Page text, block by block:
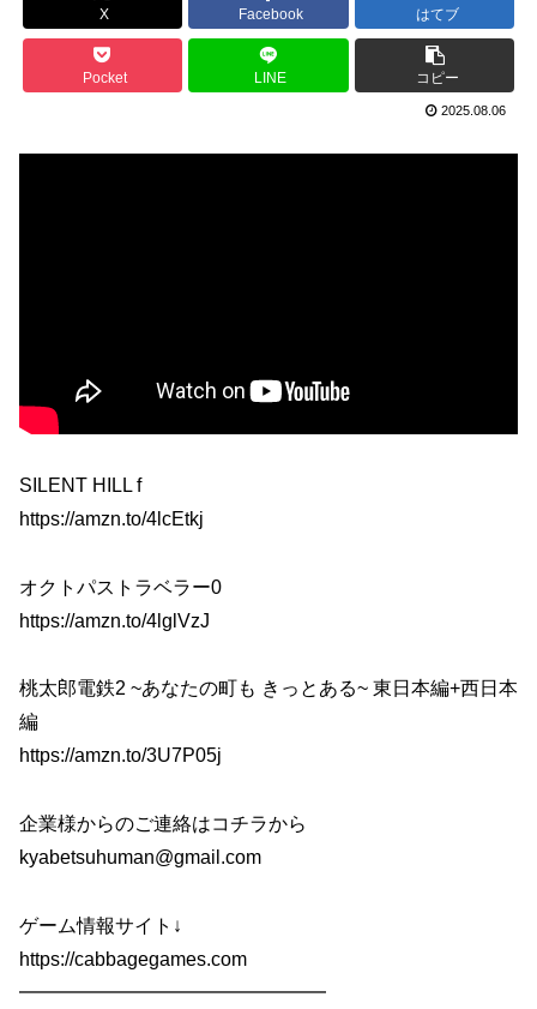
X Facebook はてブ
Pocket LINE コピー
2025.08.06
SILENT HILL f
https://amzn.to/4lcEtkj
オクトパストラベラー0
https://amzn.to/4lglVzJ
桃太郎電鉄2 ~あなたの町も きっとある~ 東日本編+西日本
編
https://amzn.to/3U7P05j
企業様からのご連絡はコチラから
kyabetsuhuman@gmail.com
ゲーム情報サイト↓
https://cabbagegames.com
━━━━━━━━━━━━━━━━